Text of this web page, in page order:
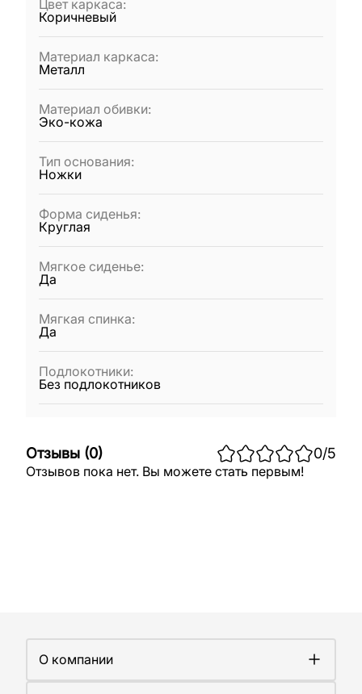
Цвет каркаса:
Коричневый
Материал каркаса:
Металл
Материал обивки:
Эко-кожа
Тип основания:
Ножки
Форма сиденья:
Круглая
Мягкое сиденье:
Да
Мягкая спинка:
Да
Подлокотники:
Без подлокотников
Отзывы (0) 0/5
Отзывов пока нет. Вы можете стать первым!
О компании